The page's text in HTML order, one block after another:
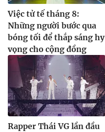
Việc tử tế tháng 8:
Những người bước qua
bóng tối để thắp sáng hy
vọng cho cộng đồng
Rapper Thái VG lần đầu